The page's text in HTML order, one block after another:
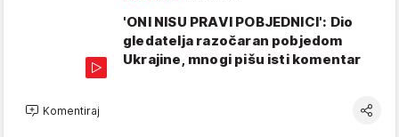
'ONI NISU PRAVI POBJEDNICI': Dio
gledatelja razočaran pobjedom
Ukrajine, mnogi pišu isti komentar
Komentiraj